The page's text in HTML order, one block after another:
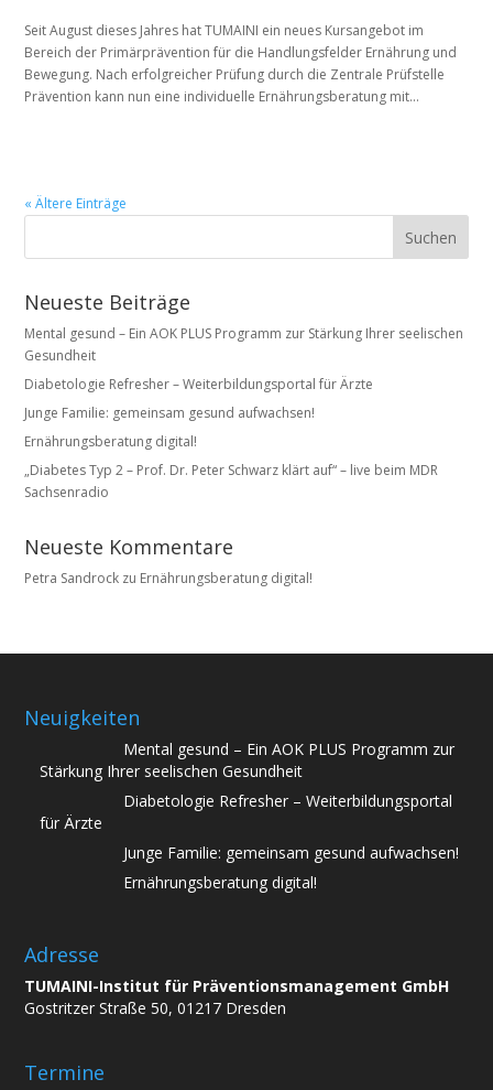
Seit August dieses Jahres hat TUMAINI ein neues Kursangebot im
Bereich der Primärprävention für die Handlungsfelder Ernährung und
Bewegung. Nach erfolgreicher Prüfung durch die Zentrale Prüfstelle
Prävention kann nun eine individuelle Ernährungsberatung mit...
« Ältere Einträge
Neueste Beiträge
Mental gesund – Ein AOK PLUS Programm zur Stärkung Ihrer seelischen
Gesundheit
Diabetologie Refresher – Weiterbildungsportal für Ärzte
Junge Familie: gemeinsam gesund aufwachsen!
Ernährungsberatung digital!
„Diabetes Typ 2 – Prof. Dr. Peter Schwarz klärt auf“ – live beim MDR
Sachsenradio
Neueste Kommentare
Petra Sandrock zu Ernährungsberatung digital!
Neuigkeiten
Mental gesund – Ein AOK PLUS Programm zur
Stärkung Ihrer seelischen Gesundheit
Diabetologie Refresher – Weiterbildungsportal
für Ärzte
Junge Familie: gemeinsam gesund aufwachsen!
Ernährungsberatung digital!
Adresse
TUMAINI-Institut für Präventionsmanagement GmbH
Gostritzer Straße 50, 01217 Dresden
Termine